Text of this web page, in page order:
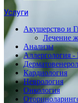
Услуги
Акушерство и
Лечение
Анализы
Аллергология
Кардиология
Неврология
Онкология